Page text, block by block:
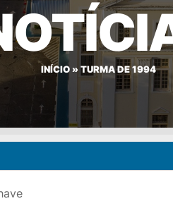
INÍCIO» TURMA DE 1994